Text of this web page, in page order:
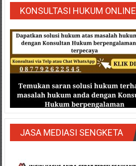
KONSULTASI HUKUM ONLINE
JASA MEDIASI SENGKETA